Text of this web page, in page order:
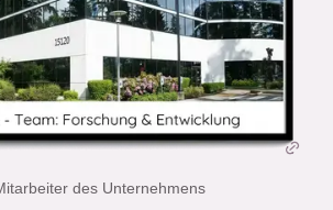
des Unternehmens